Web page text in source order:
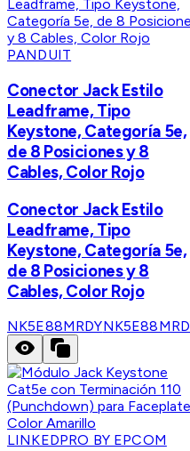
PANDUIT
Conector Jack Estilo
Leadframe, Tipo
Keystone, Categoría 5e,
de 8 Posiciones y 8
Cables, Color Rojo
Conector Jack Estilo
Leadframe, Tipo
Keystone, Categoría 5e,
de 8 Posiciones y 8
Cables, Color Rojo
NK5E88MRDY
LINKEDPRO BY EPCOM